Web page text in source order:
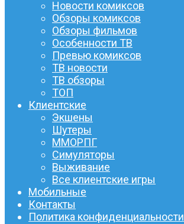
Новости комиксов
Обзоры комиксов
Обзоры фильмов
Особенности ТВ
Превью комиксов
ТВ новости
ТВ обзоры
ТОП
Клиентские
Экшены
Шутеры
ММОРПГ
Симуляторы
Выживание
Все клиентские игры
Мобильные
Контакты
Политика конфиденциальности